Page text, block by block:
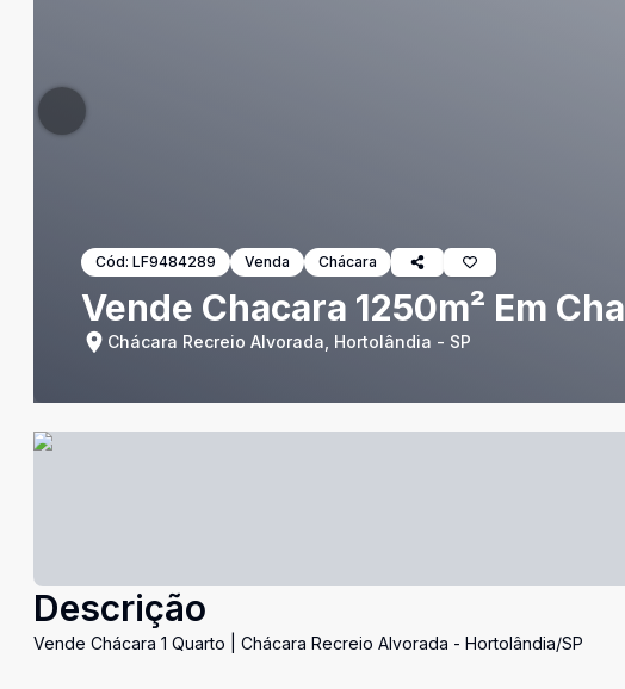
Cód: LF9484289 Venda Chácara
Vende Chacara 1250m² Em
Chácara Recreio Alvorada, Hortolândia - SP
Descrição
Vende Chácara 1 Quarto | Chácara Recreio Alvorada - Hortolândia/SP